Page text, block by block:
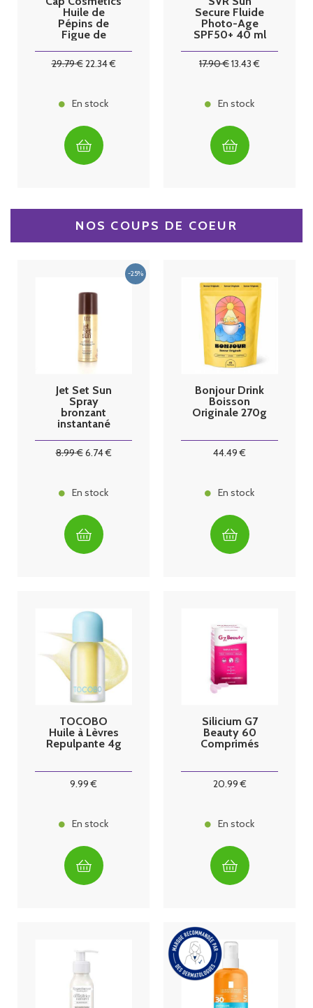
Huile de
Pépins de
Figue de
29.79€22.34€
En stock
Secure Fluide
Photo-Age
SPF50+ 40 ml
17.90€13.43 €
En stock
NOS COUPS DE COEUR
Jet Set Sun
Spray
bronzant
instantané
8.99€6.74€
En stock
Bonjour Drink
Boisson
Originale 270g
44.49 €
En stock
TOCOBO
Huile à Lèvres
Repulpante 4g
9.99 €
En stock
Silicium G7
Beauty 60
Comprimés
20.99€
En stock